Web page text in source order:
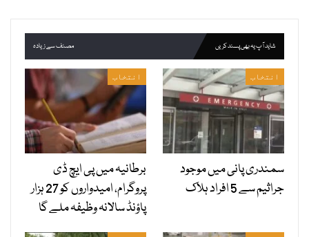
شاید آپ یہ بھی پسند کریں مصنف سے زیادہ
انتخاب
سمندری پانی میں موجود
جراثیم سے 5 افراد ہلاک
انتخاب
برطانیہ میں پی ایچ ڈی
پروگرام، امیدواروں کو 27 ہزار
پاؤنڈ سالانہ وظیفہ ملے گا